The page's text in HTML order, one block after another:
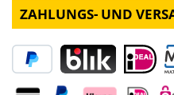
ZAHLUNGS- UND